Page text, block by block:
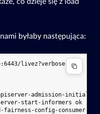
byłaby następująca:
livez?verbose
admission-
start-informers ok
config-consumer ok